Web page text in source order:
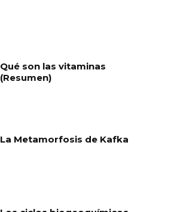
Qué son las vitaminas
(Resumen)
La Metamorfosis de Kafka